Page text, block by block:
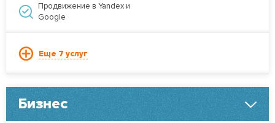
Продвижение в Yandex и
Google
Еще 7 услуг
Бизнес